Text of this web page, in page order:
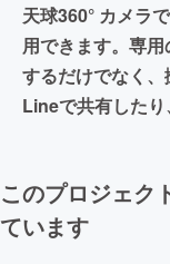
天球360° カメラ
用できます。専
するだけでなく
Lineで共有したり
このプロジェク
ています